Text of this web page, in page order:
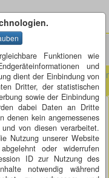
Funktionen wie
und
dient der Einbindung von
Dritter, der statistischen
sowie der Einbindung
dabei Daten an Dritte
denen kein angemessenes
von diesen verarbeitet.
Nutzung unserer Website
oder widerrufen
ID zur Nutzung des
notwendig während
» Zürich (ZH) » Affoltern